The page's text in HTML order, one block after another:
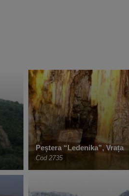
Peștera “Ledenika”, Vrața
Cod 2735